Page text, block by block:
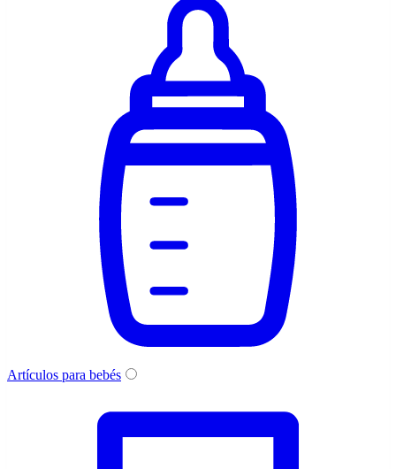
Artículos para bebés